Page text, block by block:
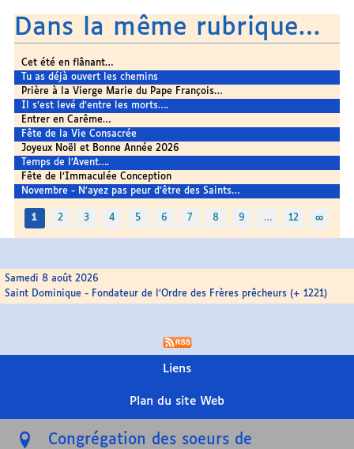
Dans la même rubrique…
Cet été en flânant…
Tu as déjà ouvert les chemins
Prière à la Vierge Marie du Pape François…
Il s’est levé d’entre les morts….
Entrer en Carême…
Fête de la Vie Consacrée
Joyeux Noël et Bonne Année 2026
Temps de l’Avent….
Fête de l’Immaculée Conception
Novembre - N’ayez pas peur d’être des Saints…
1 2 3 4 5 6 7 8 9 … 12 ∞
Samedi 8 août 2026
Saint Dominique - Fondateur de l’Ordre des Frères prêcheurs (+ 1221)
Liens
Plan du site Web
Congrégation des soeurs de